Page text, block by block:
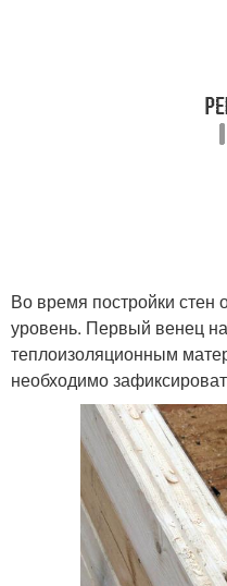
Во время постройки стен
уровень. Первый венец
теплоизоляционным
необходимо